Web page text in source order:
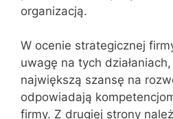
organizacją.
W ocenie strategicznej
uwagę na tych
największą szansę na
odpowiadają
firmy. Z drugiej strony